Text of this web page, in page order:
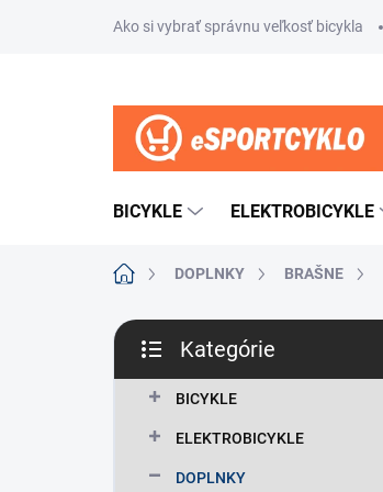
Ako si vybrať správnu veľkosť bicykla
BICYKLE ELEKTROBICYKLE
DomovDOPLNKY BRAŠNE
B
č
kategórie
Kategórie
BICYKLE
ELEKTROBICYKLE
DOPLNKY